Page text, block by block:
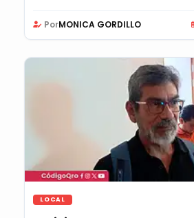
PorMONICA GORDILLO
LOCAL